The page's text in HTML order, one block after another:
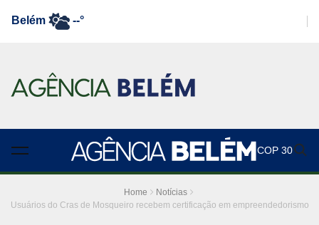
Belém --°
COP 30
Home
Notícias
Usuários do Cras de Mosqueiro recebem certificação em empreendedorismo